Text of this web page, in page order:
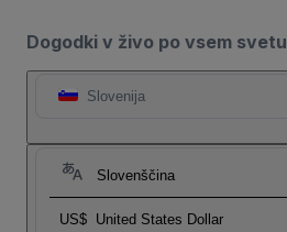
Dogodki v živo po vsem svetu
Slovenija
Slovenščina
US$ United States Dollar